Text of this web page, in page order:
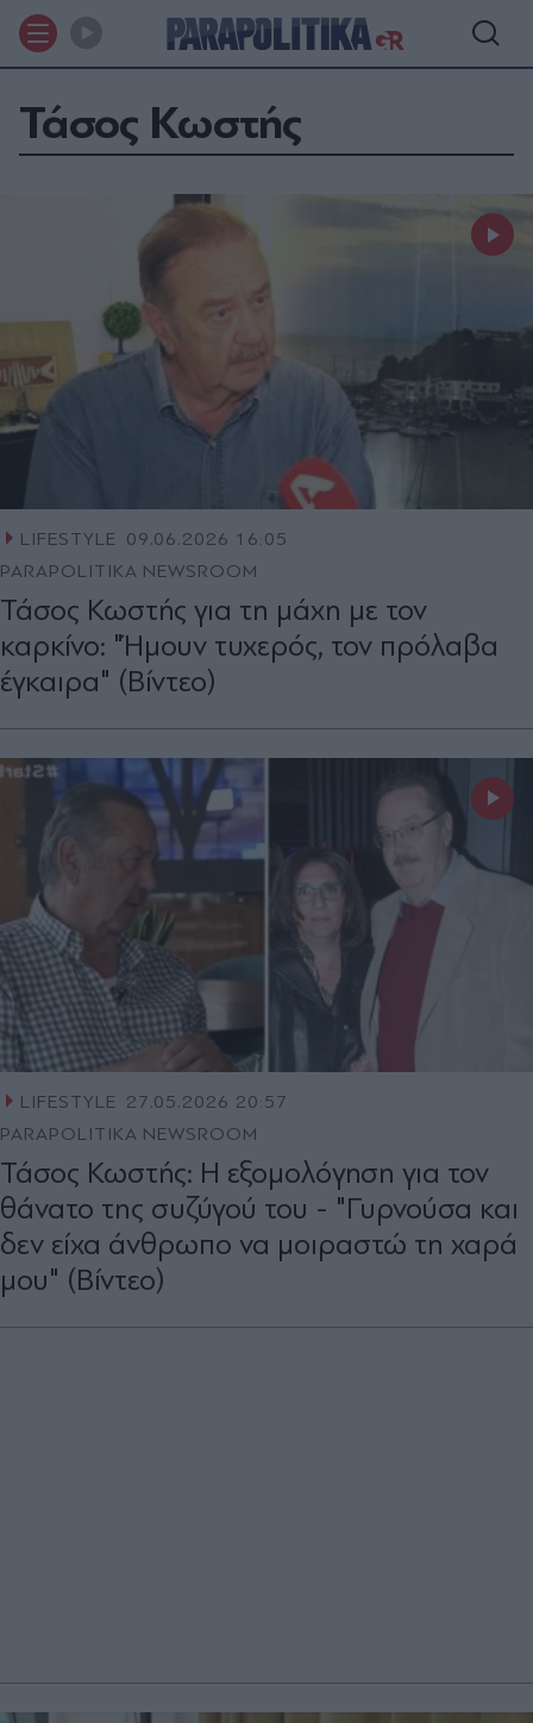
Τάσος Κωστής
LIFESTYLE 09.06.2026 16:05
PARAPOLITIKA NEWSROOM
Τάσος Κωστής για τη μάχη με τον
καρκίνο: "Ήμουν τυχερός, τον πρόλαβα
έγκαιρα" (Βίντεο)
LIFESTYLE 27.05.2026 20:57
PARAPOLITIKA NEWSROOM
Τάσος Κωστής: Η εξομολόγηση για τον
θάνατο της συζύγού του - "Γυρνούσα και
δεν είχα άνθρωπο να μοιραστώ τη χαρά
μου" (Βίντεο)